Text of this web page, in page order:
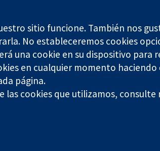
(no. 03044323) registered in England &
sitio funcione. También nos
No estableceremos cookies
una cookie en su dispositivo para
en cualquier momento haciendo
página.
las cookies que utilizamos, consulte